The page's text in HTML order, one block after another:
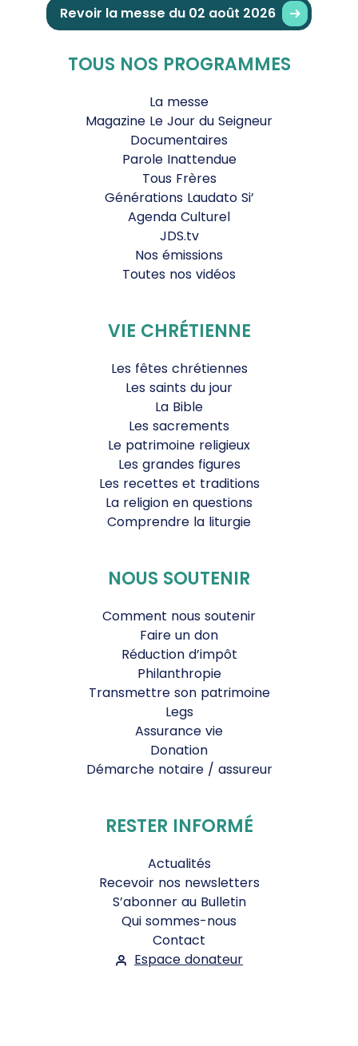
Revoir la messe du 02 août 2026
TOUS NOS PROGRAMMES
La messe
Magazine Le Jour du Seigneur
Documentaires
Parole Inattendue
Tous Frères
Générations Laudato Si’
Agenda Culturel
JDS.tv
Nos émissions
Toutes nos vidéos
VIE CHRÉTIENNE
Les fêtes chrétiennes
Les saints du jour
La Bible
Les sacrements
Le patrimoine religieux
Les grandes figures
Les recettes et traditions
La religion en questions
Comprendre la liturgie
NOUS SOUTENIR
Comment nous soutenir
Faire un don
Réduction d’impôt
Philanthropie
Transmettre son patrimoine
Legs
Assurance vie
Donation
Démarche notaire / assureur
RESTER INFORMÉ
Actualités
Recevoir nos newsletters
S’abonner au Bulletin
Qui sommes-nous
Contact
Espace donateur